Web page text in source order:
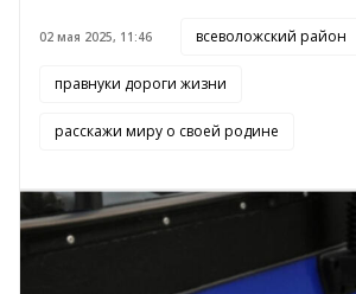
02 мая 2025, 11:46 всеволожский район
правнуки дороги жизни
расскажи миру о своей родине